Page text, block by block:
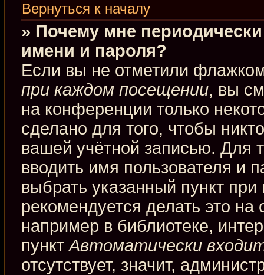
Вернуться к началу
» Почему мне
имени и пароля?
Если вы не отметили
при каждом посещении, вы
на конференции только
сделано для того, чтобы
вашей учётной записью. Для
вводить имя пользователя и
выбрать указанный пункт
рекомендуется делать это
например в библиотеке,
пунктАвтоматически
отсутствует, значит,